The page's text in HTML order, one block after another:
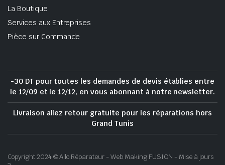
La Boutique
Services aux Entreprises
Pièce sur Commande
-30 DT pour toutes les demandes de devis établies entre
le 12/09 et le 12/12, en vous abonnant à notre newsletter.
Livraison allez retour gratuite pour les réparations hors
Grand Tunis
Copyright 2024 © Allo Réparateur - Web Making FUSION - Mise à jours